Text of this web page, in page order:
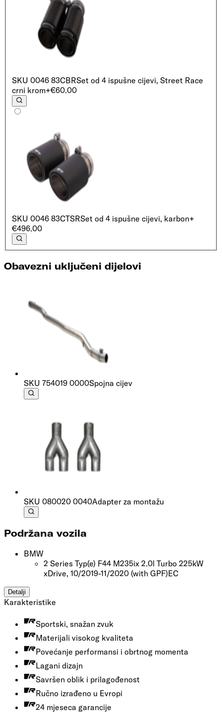
SKU 0046 83CBRSet od 4 ispušne cijevi, Street Race
crni krom+€60.00
SKU 0046 83CTSRSet od 4 ispušne cijevi, karbon+
€496.00
Obavezni uključeni dijelovi
SKU 754019 0000Spojna cijev
SKU 080020 0040Adapter za montažu
Podržana vozila
BMW
2 Series Typ(e) F44 M235ix 2.0l Turbo 225kW
xDrive, 10/2019-11/2020 (with GPF)EC
Detalji
Karakteristike
Sportski, snažan zvuk
Materijali visokog kvaliteta
Povećanje performansi i obrtnog momenta
Lagani dizajn
Savršen oblik i prilagođenost
Ručno izrađeno u Evropi
24 mjeseca garancije